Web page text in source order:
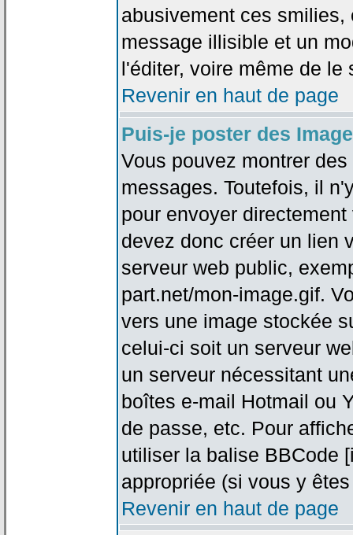
abusivement ces
message illisible et un
l'éditer, voire même de le
Revenir en haut de page
Puis-je poster des
Vous pouvez montrer
messages. Toutefois, il
pour envoyer
devez donc créer un lien
serveur web public,
part.net/mon-image.gif.
vers une image stockée
celui-ci soit un serveur
un serveur nécessitant
boîtes e-mail Hotmail ou
de passe, etc. Pour
utiliser la balise BBCode
appropriée (si vous y
Revenir en haut de page